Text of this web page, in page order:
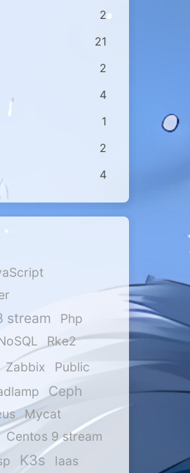
2
21
2
4
1
2
4
stream
Php
Rke2
Zabbix
Public
Ceph
Mycat
Centos 9 stream
K3s Iaas